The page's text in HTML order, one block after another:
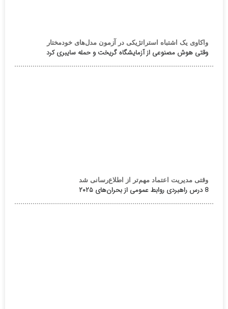
واکاوی یک اشتباه استراتژیکی در آزمون مدل‌های خودمختار
وقتی هوش مصنوعی از آزمایشگاه گریخت و حمله سایبری کرد
وقتی مدیریت اعتماد مهم‌تر از اطلاع‌رسانی شد
8 درس راهبردی روابط عمومی از بحران‌های ۲۰۲۵